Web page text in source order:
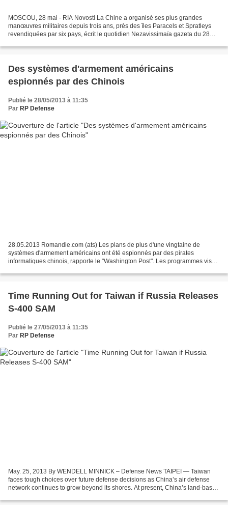
MOSCOU, 28 mai - RIA Novosti La Chine a organisé ses plus grandes
manœuvres militaires depuis trois ans, près des îles Paracels et Spratleys
revendiquées par six pays, écrit le quotidien Nezavissimaïa gazeta du 28
Des systèmes d'armement américains
espionnés par des Chinois
Publié le 28/05/2013 à 11:35
Par RP Defense
28.05.2013 Romandie.com (ats) Les plans de plus d'une vingtaine de
systèmes d'armement américains ont été espionnés par des pirates
informatiques chinois, rapporte le "Washington Post". Les programmes visés
Time Running Out for Taiwan if Russia Releases
S-400 SAM
Publié le 27/05/2013 à 11:35
Par RP Defense
May. 25, 2013 By WENDELL MINNICK – Defense News TAIPEI — Taiwan
faces tough choices over future defense decisions as China’s air defense
network continues to grow beyond its shores. At present, China’s land-based